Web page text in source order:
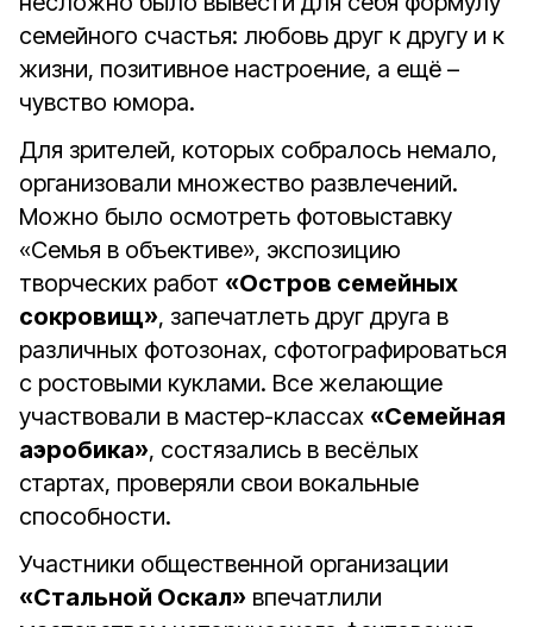
семейного счастья: любовь друг к другу и к
жизни, позитивное настроение, а ещё –
чувство юмора.
Для зрителей, которых собралось немало,
организовали множество развлечений.
Можно было осмотреть фотовыставку
«Семья в объективе», экспозицию
творческих работ «Остров семейных
сокровищ», запечатлеть друг друга в
различных фотозонах, сфотографироваться
с ростовыми куклами. Все желающие
участвовали в мастер-классах «Семейная
аэробика», состязались в весёлых
стартах, проверяли свои вокальные
способности.
Участники общественной организации
«Стальной Оскал» впечатлили